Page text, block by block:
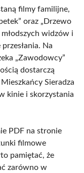
filmy familijne,
oraz „Drzewo
widzów i
Na
„Zawodowcy”
dostarczą
Sieradza
kinie i skorzystania
PDF na stronie
filmowe
pamiętać, że
zarówno w